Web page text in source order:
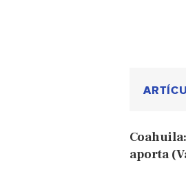
aporta